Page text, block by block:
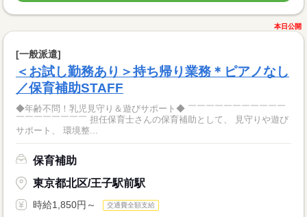
本日公開
[一般派遣]
＜お試し勤務あり＞持ち帰り業務＊ピアノなし
／保育補助STAFF
◆年齢不問！乳児見守り＆遊びサポート◆ ￣￣￣￣￣￣￣￣￣￣￣
￣￣￣￣￣￣￣￣ 担任保育士さんの保育補助として、 見守りや遊び
サポート、 環境整...
保育補助
東京都北区/王子駅前駅
時給1,850円～ 交通費全額支給